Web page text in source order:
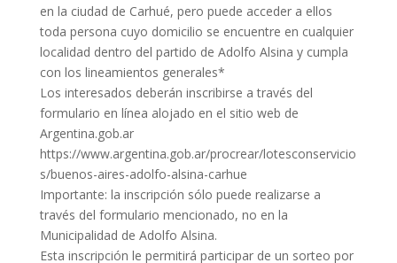
en la ciudad de Carhué, pero puede acceder a ellos
toda persona cuyo domicilio se encuentre en cualquier
localidad dentro del partido de Adolfo Alsina y cumpla
con los lineamientos generales*
Los interesados deberán inscribirse a través del
formulario en línea alojado en el sitio web de
Argentina.gob.ar
https://www.argentina.gob.ar/procrear/lotesconservicio
s/buenos-aires-adolfo-alsina-carhue
Importante: la inscripción sólo puede realizarse a
través del formulario mencionado, no en la
Municipalidad de Adolfo Alsina.
Esta inscripción le permitirá participar de un sorteo por